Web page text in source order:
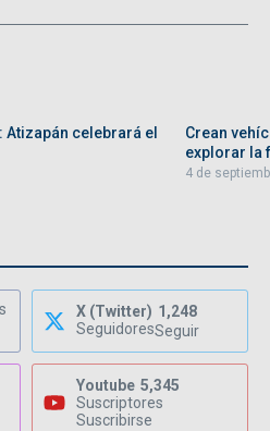
celebrará el
Crean
explorar la
4 de
X (Twitter) 1,248
SeguidoresSeguir
Youtube 5,345
Suscriptores
Suscribirse